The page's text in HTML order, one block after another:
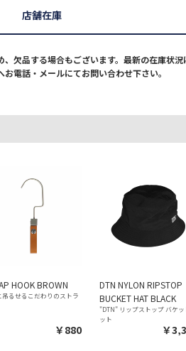
欠品する場合もございます。最新の在庫状況
電話・メールにてお問い合わせ下さい。
店舗在庫
HOOK BROWN
吊るせるこだわりのストラ
￥880
DTN NYLON RIPSTOP
BUCKET HAT BLACK
"DTN" リップストップ バケッ
ット
￥